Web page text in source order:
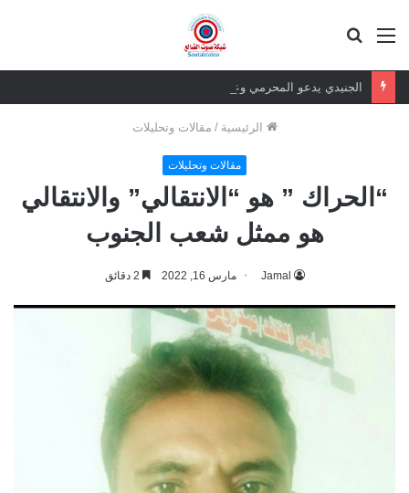
القائمة
الرئيسية / مقالات وتحليلات
مقالات وتحليلات
“الحراك ” هو “الانتقالي” والانتقالي
هو ممثل شعب الجنوب
Jamal مارس 16, 2022